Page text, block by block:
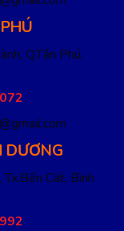
Q.Tân Phú,
DƯƠNG
Cát, Bình